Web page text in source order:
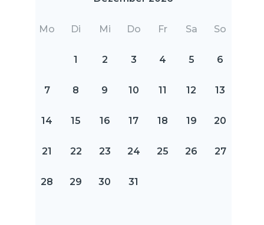
Mo Di Mi Do Fr Sa So
1 2 3 4 5 6
7 8 9 10 11 12 13
14 15 16 17 18 19 20
21 22 23 24 25 26 27
28 29 30 31